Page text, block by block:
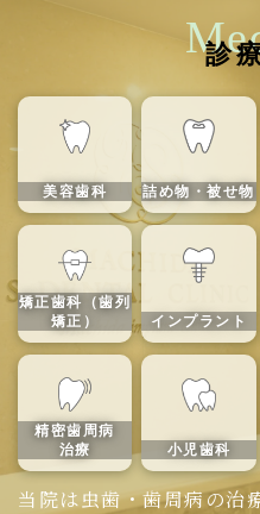
診
当院は虫歯・歯周病の治
美容歯科 詰め物・被せ物
矯正歯科（歯列
矯正）
インプラント
精密歯周病
治療
小児歯科